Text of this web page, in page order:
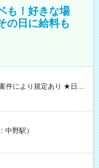
も！好きな場
の日に給料も
現金GET♪ お仕事後はコ
用期間】試
中野駅）